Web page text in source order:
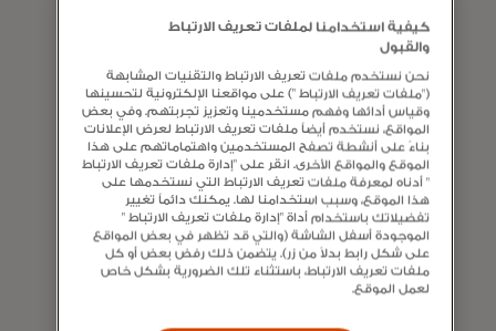
أوائل شركاء الاستحواذ في الشرق
لتحويل تدفقات عمل الحسابات
المستحقة القبض لعملائهم في
البحرين.
إزالة الدليل من
المدفوعات التجارية
الموجة التالية من ابتكارات الدفع
كيفية استخدامنا لملفات تعريف الارتباط
والقبول
نحن نستخدم ملفات تعريف الارتباط والتقنيات المشابهة
("ملفات تعريف الارتباط ") على مواقعنا الإلكترونية لتحسينها
وقياس أدائها وفهم مستخدمينا وتعزيز تجربتهم. وفي بعض
المواقع، نستخدم أيضاً ملفات تعريف الارتباط لعرض الإعلانات
بناءً على أنشطة تصفح المستخدمين واهتماماتهم على هذا
الموقع والمواقع الأخرى. انقر على "إدارة ملفات تعريف الارتباط
" أدناه لمعرفة ملفات تعريف الارتباط التي نستخدمها على
هذا الموقع، وسبب استخدامنا لها. يمكنك دائماً تغيير
تفضيلاتك باستخدام أداة "إدارة ملفات تعريف الارتباط "
الموجودة أسفل الشاشة (والتي قد تظهر في بعض المواقع
على شكل رابط بدلاً من زر). يتضمن ذلك رفض بعض أو كل
ملفات تعريف الارتباط، باستثناء تلك الضرورية بشكل خاص
لعمل الموقع.